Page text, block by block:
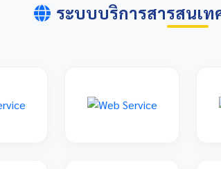
ระบบบริการสารสนเท